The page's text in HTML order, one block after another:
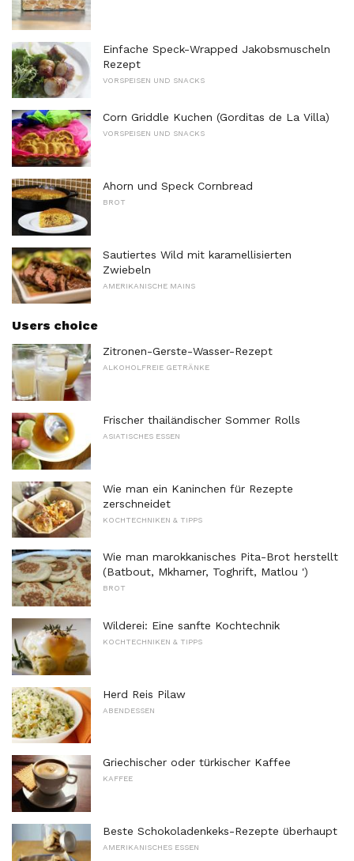
Einfache Speck-Wrapped Jakobsmuscheln
Rezept
VORSPEISEN UND SNACKS
Corn Griddle Kuchen (Gorditas de La Villa)
VORSPEISEN UND SNACKS
Ahorn und Speck Cornbread
BROT
Sautiertes Wild mit karamellisierten
Zwiebeln
AMERIKANISCHE MAINS
Users choice
Zitronen-Gerste-Wasser-Rezept
ALKOHOLFREIE GETRÄNKE
Frischer thailändischer Sommer Rolls
ASIATISCHES ESSEN
Wie man ein Kaninchen für Rezepte
zerschneidet
KOCHTECHNIKEN & TIPPS
Wie man marokkanisches Pita-Brot herstellt
(Batbout, Mkhamer, Toghrift, Matlou ')
BROT
Wilderei: Eine sanfte Kochtechnik
KOCHTECHNIKEN & TIPPS
Herd Reis Pilaw
ABENDESSEN
Griechischer oder türkischer Kaffee
KAFFEE
Beste Schokoladenkeks-Rezepte überhaupt
AMERIKANISCHES ESSEN